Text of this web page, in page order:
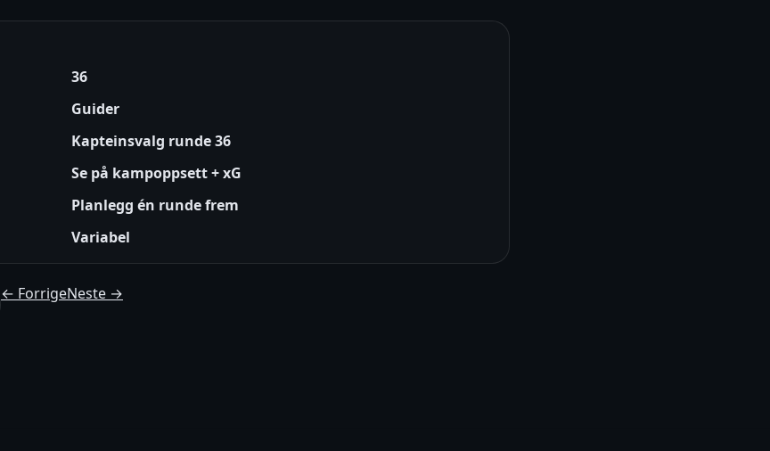
36
Guider
Kapteinsvalg runde 36
Se på kampoppsett + xG
Planlegg én runde frem
Variabel
← ForrigeNeste →